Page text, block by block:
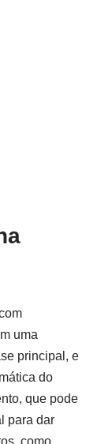
uma
principal, e
do
que pode
para dar
como